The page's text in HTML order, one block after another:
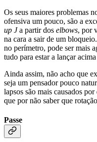
Os seus maiores problemas
ofensiva um pouco, são a
up Ja partir dos elbows, por
na cara a sair de um
no perímetro, pode ser mais
tudo para estar a lançar
Ainda assim, não acho que
seja um pensador pouco
lapsos são mais causados
que por não saber que
Passe